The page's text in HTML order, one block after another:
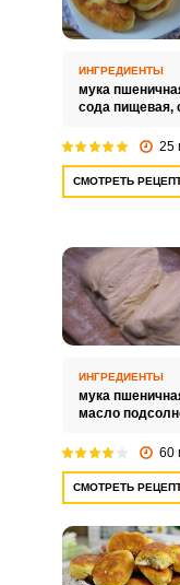
ИНГРЕДИЕНТЫ
мука
сода пищевая,
25
СМОТРЕТЬ
ИНГРЕДИЕНТЫ
мука
масло
60
СМОТРЕТЬ